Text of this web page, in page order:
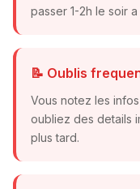
passer 1-2h le soir
📝 Oublis
Vous notez les
oubliez des details
plus tard.